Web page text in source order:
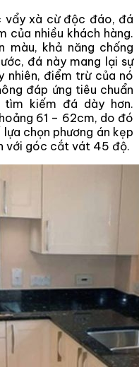
vẩy xà cừ độc đáo, đá
của nhiều khách hàng.
khả năng chống
đá này mang lại sự
nhiên, điểm trừ của nó
đáp ứng tiêu chuẩn
tìm kiếm đá dày hơn.
61 – 62cm, do đó
chọn phương án kẹp
với góc cắt vát 45 độ.